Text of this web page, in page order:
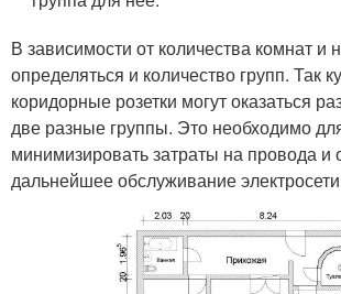
В зависимости от количества комнат и
определяться и количество групп. Так
коридорные розетки могут оказаться
две разные группы. Это необходимо
минимизировать затраты на провода и
дальнейшее обслуживание